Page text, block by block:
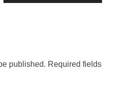
published. Required fields